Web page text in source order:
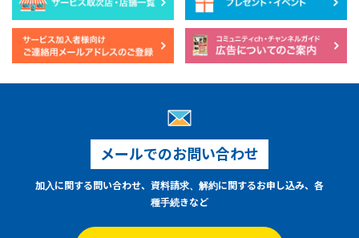
メールでのお問い合わせ
加入に関する問い合わせ、資料請求、解約に関するお申し込み、各
種手続きなど